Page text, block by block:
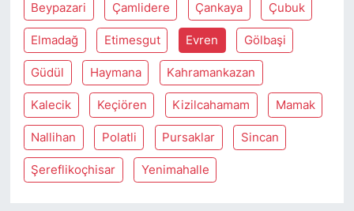
Beypazari Çamlidere Çankaya Çubuk
Elmadağ Etimesgut Evren Gölbaşi
Güdül Haymana Kahramankazan
Kalecik Keçiören Kizilcahamam Mamak
Nallihan Polatli Pursaklar Sincan
Şereflikoçhisar Yenimahalle
SPOR
TEKNOLOJİ
TÜRKİYE VE DÜNYA GÜNDEMİ
VİDEO GALERİ